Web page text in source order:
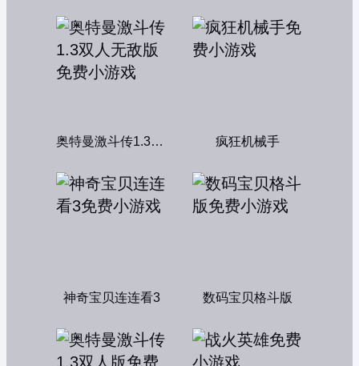
奥特曼激斗传1.3双人无敌版 疯狂机械手
神奇宝贝连连看3 数码宝贝格斗版